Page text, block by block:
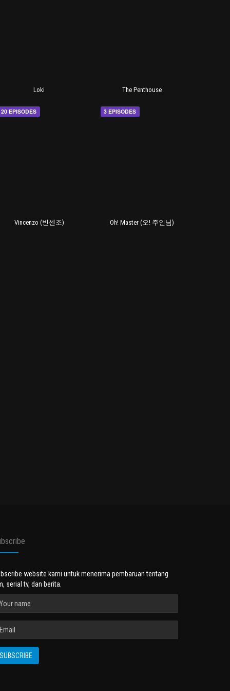
Loki The Penthouse
20 EPISODES
Vincenzo (빈센조)
3 EPISODES
Oh! Master (오! 주인님)
website kami untuk menerima pembaruan tentang
serial tv, dan berita.
SUBSCRIBE